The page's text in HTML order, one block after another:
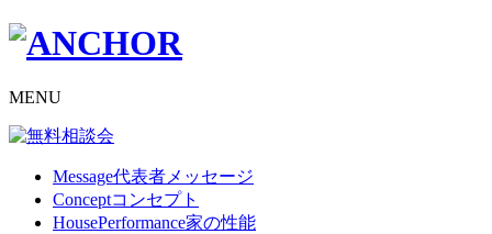
MENU
Message代表者メッセージ
Conceptコンセプト
HousePerformance家の性能